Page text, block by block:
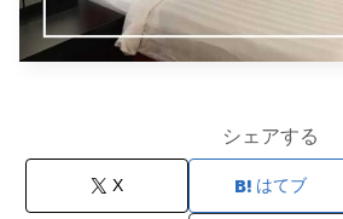
シェアする
X はてブ